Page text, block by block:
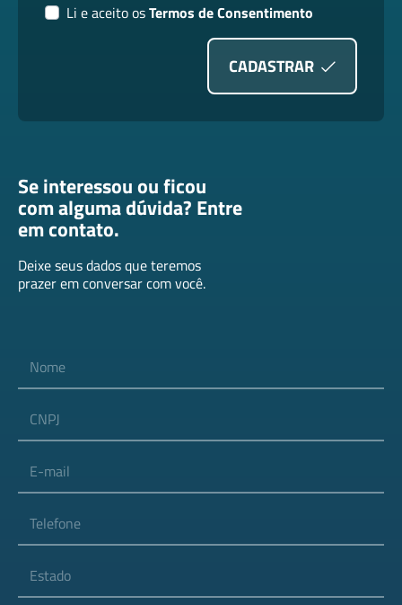
Li e aceito osTermos de Consentimento
CADASTRAR
Se interessou ou ficou
com alguma dúvida? Entre
em contato.
Deixe seus dados que teremos
prazer em conversar com você.